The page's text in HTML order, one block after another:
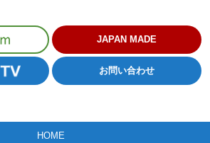
JAPAN MADE
お問い合わせ
HOME